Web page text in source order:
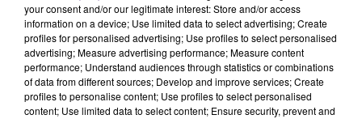
Agriculteurs
your consent and/or our legitimate interest: Store and/or access
information on a device; Use limited data to select advertising; Create
profiles for personalised advertising; Use profiles to select personalised
advertising; Measure advertising performance; Measure content
performance; Understand audiences through statistics or combinations
of data from different sources; Develop and improve services; Create
profiles to personalise content; Use profiles to select personalised
content; Use limited data to select content; Ensure security, prevent and